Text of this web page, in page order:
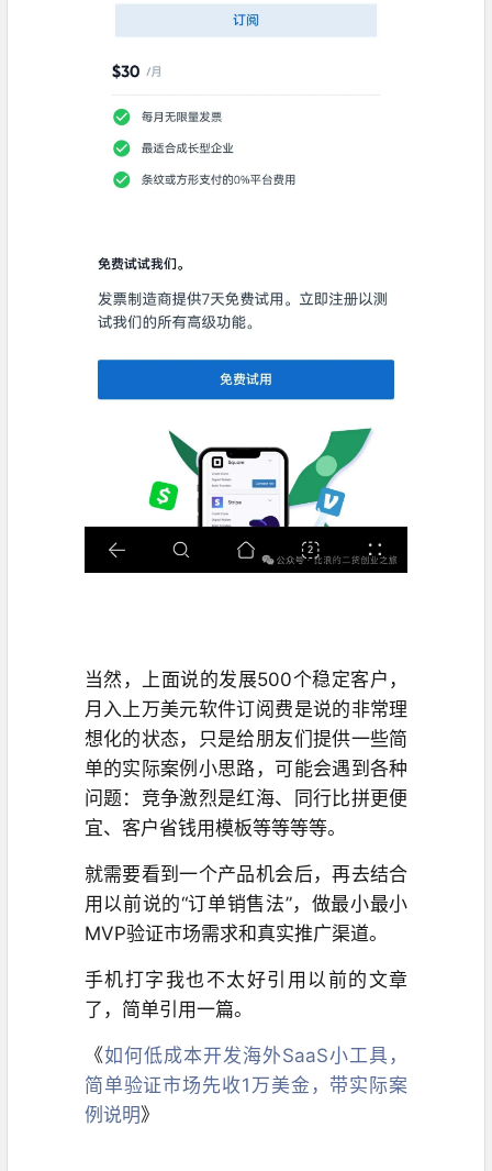
当然，上面说的发展500个稳定客户，
月入上万美元软件订阅费是说的非常理
想化的状态，只是给朋友们提供一些简
单的实际案例小思路，可能会遇到各种
问题：竞争激烈是红海、同行比拼更便
宜、客户省钱用模板等等等等。
就需要看到一个产品机会后，再去结合
用以前说的“订单销售法”，做最小最小
MVP验证市场需求和真实推广渠道。
手机打字我也不太好引用以前的文章
了，简单引用一篇。
《如何低成本开发海外SaaS小工具，
简单验证市场先收1万美金，带实际案
例说明》